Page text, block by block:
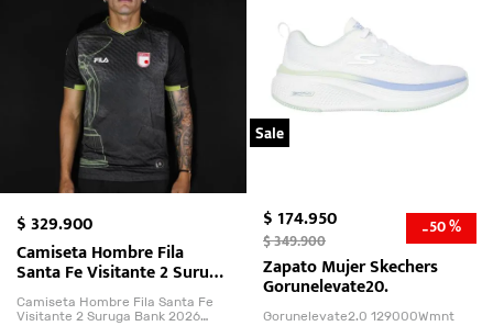
$329.900
Camiseta Hombre Fila
Santa Fe Visitante 2 Suruga
Bank 2026
Camiseta Hombre Fila Santa Fe
Visitante 2 Suruga Bank 2026
Sale
$174.950
$349.900 -50 %
Zapato Mujer Skechers
Gorunelevate20.
Gorunelevate2.0 129000Wmnt